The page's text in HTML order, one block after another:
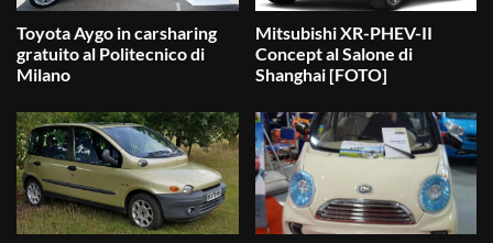
Toyota Aygo in carsharing
gratuito al Politecnico di
Milano
Mitsubishi XR-PHEV-II
Concept al Salone di
Shanghai [FOTO]